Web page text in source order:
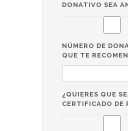
DONATIVO SEA
NÚMERO DE
QUE TE
¿QUIERES QUE
CERTIFICADO DE